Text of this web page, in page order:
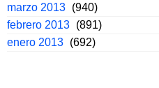
marzo 2013 (940)
febrero 2013 (891)
enero 2013 (692)